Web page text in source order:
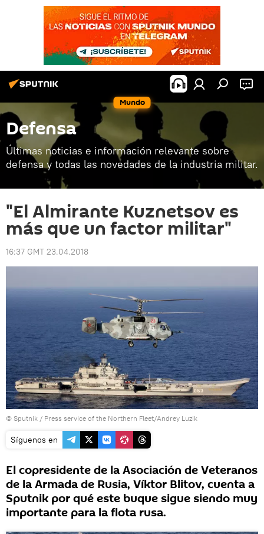
Mundo
Defensa
Últimas noticias e información relevante sobre
defensa y todas las novedades de la industria militar.
"El Almirante Kuznetsov es
más que un factor militar"
16:37 GMT 23.04.2018
© Sputnik / Press service of the Northern Fleet/Andrey Luzik
Síguenos en
El copresidente de la Asociación de Veteranos
de la Armada de Rusia, Víktor Blitov, cuenta a
Sputnik por qué este buque sigue siendo muy
importante para la flota rusa.